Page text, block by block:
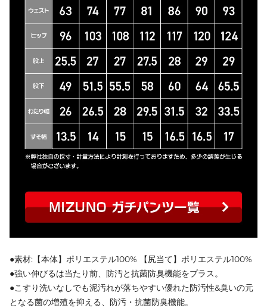
●素材:【本体】ポリエステル100% 【尻当て】ポリエステル100%
●強い伸びるは当たり前、防汚と抗菌防臭機能をプラス。
●こすり洗いなしでも泥汚れが落ちやすい優れた防汚性&臭いの元
となる菌の増殖を抑える、防汚・抗菌防臭機能。